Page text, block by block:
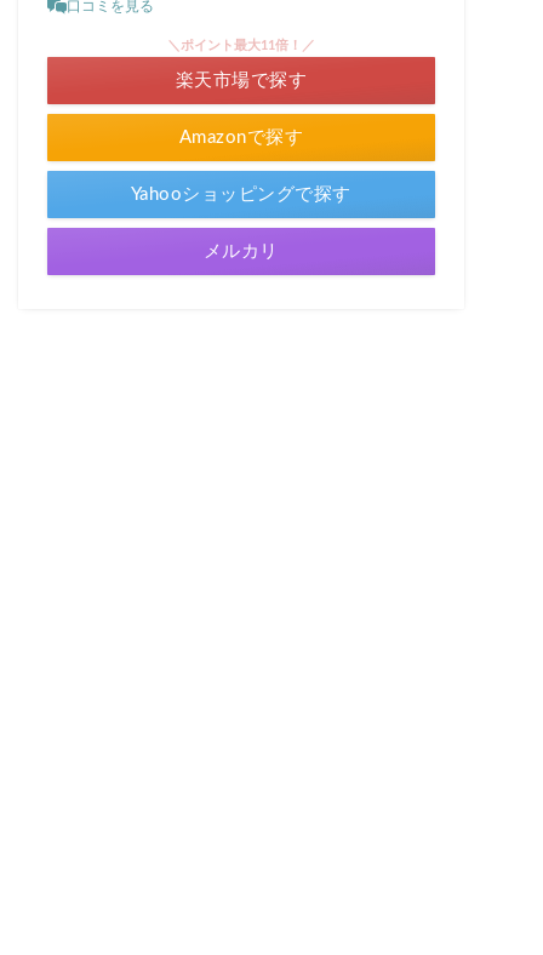
口コミを見る
Amazonで探す
＼ポイント最大11倍！／
楽天市場で探す
Yahooショッピングで探す
メルカリ